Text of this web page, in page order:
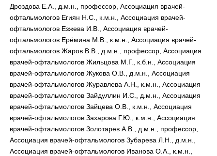
Дроздова Е.А., д.м.н., профессор, Ассоциация врачей-
офтальмологов Егиян Н.С., к.м.н., Ассоциация врачей-
офтальмологов Езжева И.В., Ассоциация врачей-
офтальмологов Ерёмина М.В., к.м.н., Ассоциация врачей-
офтальмологов Жаров В.В., д.м.н., профессор, Ассоциация
врачей-офтальмологов Жильцова М.Г., к.б.н., Ассоциация
врачей-офтальмологов Жукова О.В., д.м.н., Ассоциация
врачей-офтальмологов Журавлева А.Н., к.м.н., Ассоциация
врачей-офтальмологов Зайдуллин И.С., д.м.н., Ассоциация
врачей-офтальмологов Зайцева О.В., к.м.н., Ассоциация
врачей-офтальмологов Захарова Г.Ю., к.м.н., Ассоциация
врачей-офтальмологов Золотарев А.В., д.м.н., профессор,
Ассоциация врачей-офтальмологов Зубарева Л.Н., д.м.н.,
Ассоциация врачей-офтальмологов Иванова O.A., к.м.н.,